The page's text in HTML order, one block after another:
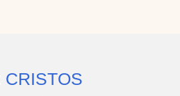
CRISTOS